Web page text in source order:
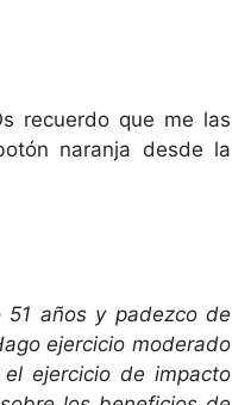
para
aumentar
recuerdo que me las
naranja desde la
51 años y padezco de
ejercicio moderado
ejercicio de impacto